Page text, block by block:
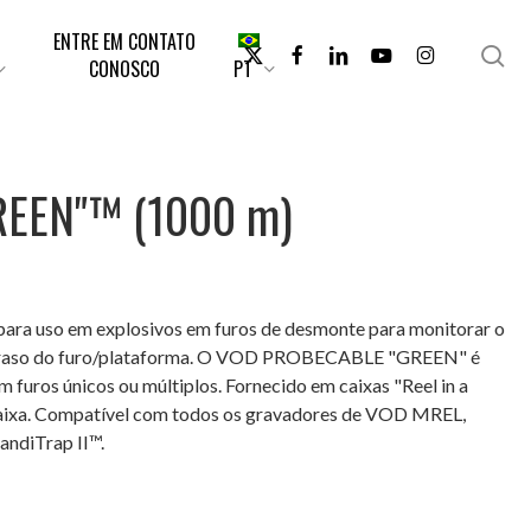
ENTRE EM CONTATO
CONOSCO
PT
X-
TWITTER
FACEBOOKLINKEDINYOUTUBEINSTAGRAM
(1000 m)
uso em explosivos em furos de desmonte para monitorar o
do furo/plataforma. O VOD PROBECABLE "GREEN" é
furos únicos ou múltiplos. Fornecido em caixas "Reel in a
Compatível com todos os gravadores de VOD MREL,
II™.